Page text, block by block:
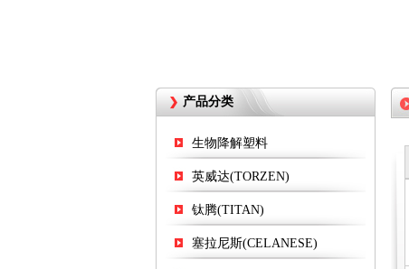
产品分类
生物降解塑料
英威达(TORZEN)
钛腾(TITAN)
塞拉尼斯(CELANESE)